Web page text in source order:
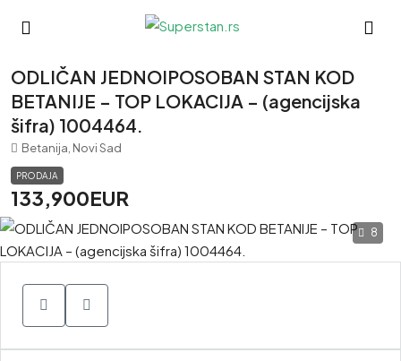
ODLIČAN JEDNOIPOSOBAN STAN KOD
BETANIJE – TOP LOKACIJA – (agencijska
šifra) 1004464.
Betanija, Novi Sad
PRODAJA
133,900EUR
8